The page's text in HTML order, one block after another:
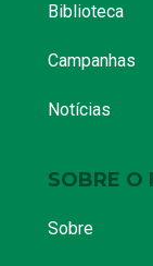
Biblioteca
Campanhas
Notícias
SOBRE O
Sobre